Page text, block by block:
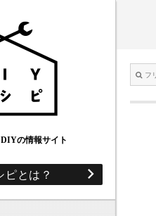
の情報サイト
とは？